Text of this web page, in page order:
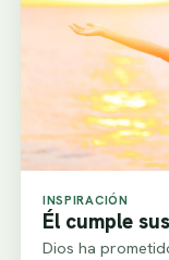
INSPIRACIÓN
Él cumple
Dios ha